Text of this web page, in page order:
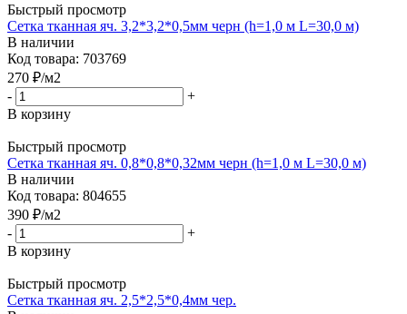
Быстрый просмотр
Сетка тканная яч. 3,2*3,2*0,5мм черн (h=1,0 м L=30,0 м)
В наличии
Код товара: 703769
270 ₽/м2
-
+
В корзину
Быстрый просмотр
Сетка тканная яч. 0,8*0,8*0,32мм черн (h=1,0 м L=30,0 м)
В наличии
Код товара: 804655
390 ₽/м2
-
+
В корзину
Быстрый просмотр
Сетка тканная яч. 2,5*2,5*0,4мм чер.